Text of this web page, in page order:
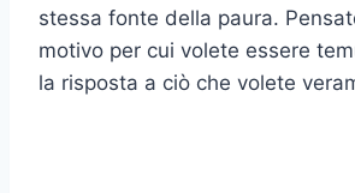
stessa fonte della paura.
motivo per cui volete essere
la risposta a ciò che volete